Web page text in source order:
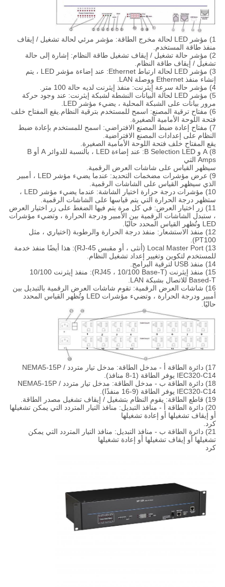
1) مؤشر LED لحالة مخرج الطاقة: مؤشر مرئي لحالة تشغيل / إيقاف
منفذ طاقة المستخدم.
2) مؤشر حالة تشغيل / إيقاف تشغيل طاقة النظام: إشارة إلى حالة
تشغيل / إيقاف طاقة النظام.
3) مؤشر LED لحالة ارتباط Ethernet: عند إضاءة مؤشر LED ، يتم
إنشاء منفذ Ethernet ووصلة LAN.
4) مؤشر حالة سرعة إيثرنت: منفذ إيثرنت لديه حالة 100 متر.
5) مؤشر LED لحالة البيانات النشطة لشبكة إيثرنت: عند وجود حركة
مرور بيانات على الشبكة المحلية ، يضيء مؤشر LED.
6) مفتاح ترقية المصنع: اسمح للمستخدم بترقية النظام.يقع المفتاح خلف
فتحة اللوحة الأمامية الصغيرة.
7) مفتاح إعادة ضبط المصنع الافتراضي: اسمح للمستخدم بإعادة ضبط
النظام على إعدادات المصنع الافتراضية.
يقع المفتاح خلف فتحة اللوحة الأمامية الصغيرة.
8) A و B Selection LED: عند إضاءة LED ، بالنسبة للدوائر A أو B
Amps التي
سيظهر القياس على شاشات العرض الرقمية.
9) عرض مؤشرات مضخمات التحديد: عندما يضيء مؤشر LED ، أمبير
الذي سيظهر القياس على الشاشات الرقمية.
10) مؤشرات درجة حرارة اختيار الشاشة: عندما يضيء مؤشر LED ،
ستظهر درجة الحرارة التي يتم قياسها على الشاشات الرقمية.
11) زر اختيار العرض: في كل مرة يتم فيها الضغط على زر اختيار العرض
، ستبدل الشاشات الرقمية بين الأمبير ودرجة الحرارة ، وتضيء مؤشرات
LED وتُظهر القياس المحدد حاليًا.
12) منفذ الاستشعار: منفذ درجة الحرارة والرطوبة (اختياري ، مثل
PT100).
13) Local Master Port (أنثى ، أو مقبس RJ-45): هذا أيضًا منفذ خدمة
للمستخدم لتكوين وتغيير إعداد تشغيل النظام.
14) منفذ USB لترقية البرامج.
15) منفذ إيثرنت (RJ45 ، 10/100 Base-T): منفذ إيثرنت 10/100
Based-T للاتصال بشبكة LAN.
16) شاشات العرض الرقمية: تقوم شاشات العرض الرقمية بالتبديل بين
أمبير ودرجة الحرارة ، وتضيء مؤشرات LED وتُظهر القياس المحدد
حاليًا.
17) دائرة الطاقة أ - مدخل الطاقة: مدخل تيار متردد NEMA5-15P /
IEC320-C14 يوفر الطاقة (1-8 منافذ).
18) دائرة الطاقة ب - مدخل الطاقة: مدخل تيار متردد NEMA5-15P /
IEC320-C14 يوفر الطاقة (9-16 منفذًا).
19) قاطع الطاقة: يقوم النظام بتشغيل / إيقاف تشغيل مصدر الطاقة.
20) دائرة الطاقة أ - منافذ التبديل: منافذ التيار المتردد التي يمكن تشغيلها
أو إيقاف تشغيلها أو إعادة تشغيلها
كرد.
21) دائرة الطاقة ب - منافذ التبديل: منافذ التيار المتردد التي يمكن
تشغيلها أو إيقاف تشغيلها أو إعادة تشغيلها
كرد